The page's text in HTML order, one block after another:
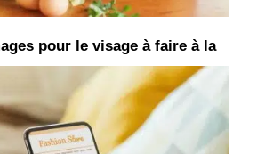
pour le visage à faire à la